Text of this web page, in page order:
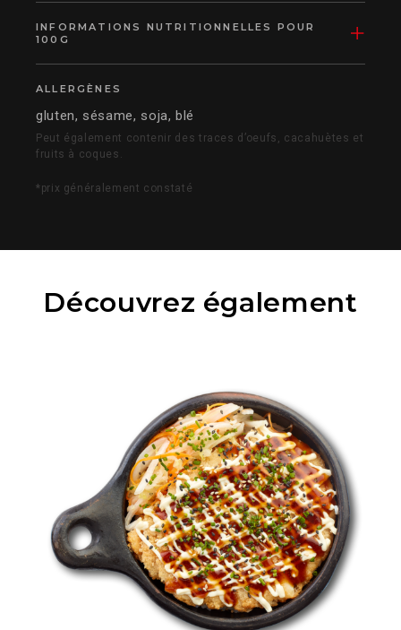
INFORMATIONS NUTRITIONNELLES POUR
100G
ALLERGÈNES
gluten, sésame, soja, blé
Peut également contenir des traces d’oeufs, cacahuètes et
fruits à coques.
*prix généralement constaté
Découvrez également